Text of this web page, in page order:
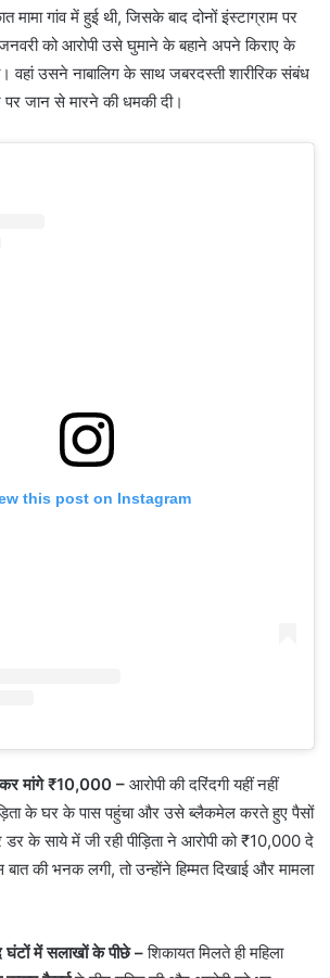
मामा गांव में हुई थी, जिसके बाद दोनों इंस्टाग्राम पर
को आरोपी उसे घुमाने के बहाने अपने किराए के
वहां उसने नाबालिग के साथ जबरदस्ती शारीरिक संबंध
जान से मारने की धमकी दी।
this post on Instagram
मांगे ₹10,000 – आरोपी की दरिंदगी यहीं नहीं
के घर के पास पहुंचा और उसे ब्लैकमेल करते हुए पैसों
के साये में जी रही पीड़िता ने आरोपी को ₹10,000 दे
की भनक लगी, तो उन्होंने हिम्मत दिखाई और मामला
घंटों में सलाखों के पीछे –शिकायत मिलते ही महिला